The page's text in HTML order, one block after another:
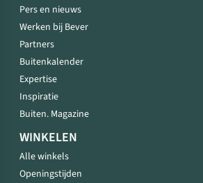
Pers en nieuws
Werken bij Bever
Partners
Buitenkalender
Expertise
Inspiratie
Buiten. Magazine
WINKELEN
Alle winkels
Openingstijden